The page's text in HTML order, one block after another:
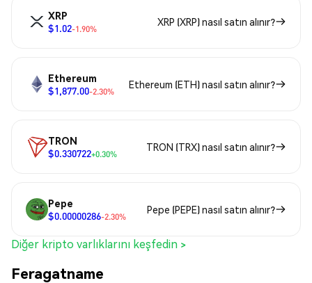
XRP
$1.02-1.90%
XRP (XRP) nasıl satın alınır?
Ethereum
$1,877.00-2.30%
Ethereum (ETH) nasıl satın alınır?
TRON
$0.330722+0.30%
TRON (TRX) nasıl satın alınır?
Pepe
$0.00000286-2.30%
Pepe (PEPE) nasıl satın alınır?
Diğer kripto varlıklarını keşfedin >
Feragatname